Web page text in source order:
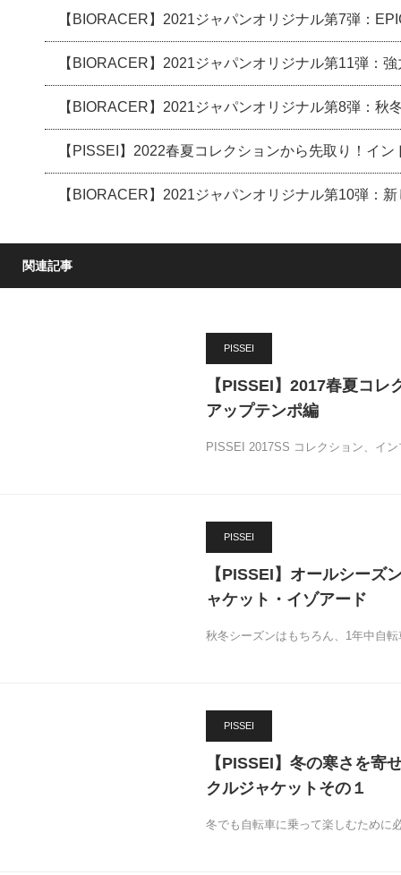
【BIORACER】2021ジャパンオリジナル第7弾：
【BIORACER】2021ジャパンオリジナル第11弾：
【BIORACER】2021ジャパンオリジナル第8弾：
【PISSEI】2022春夏コレクションから先取り！イ
【BIORACER】2021ジャパンオリジナル第10弾：
関連記事
PISSEI
【PISSEI】2017春夏コ
アップテンポ編
PISSEI 2017SS コレクション、イ
PISSEI
【PISSEI】オールシーズ
ャケット・イゾアード
秋冬シーズンはもちろん、1年中自
PISSEI
【PISSEI】冬の寒さを寄
クルジャケットその１
冬でも自転車に乗って楽しむため